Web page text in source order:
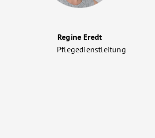
Regine Eredt
Pflegedienstleitung